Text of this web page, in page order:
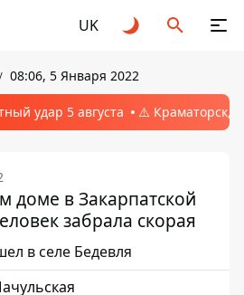
UK
08:06, 5 Января 2022
удар 5 августа ⚠️ Краматорск,
доме в Закарпатской
забрала скорая
в селе Бедевля